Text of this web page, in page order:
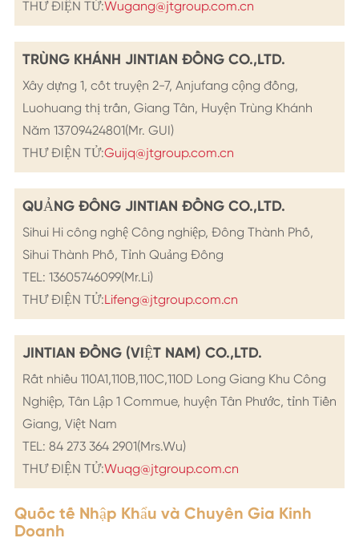
THƯ ĐIỆN TỬ:Wugang@jtgroup.com.cn
TRÙNG KHÁNH JINTIAN ĐỒNG CO.,LTD.
Xây dựng 1, cốt truyện 2-7, Anjufang cộng đồng,
Luohuang thị trấn, Giang Tân, Huyện Trùng Khánh
Năm 13709424801(Mr. GUI)
THƯ ĐIỆN TỬ:Guijq@jtgroup.com.cn
QUẢNG ĐÔNG JINTIAN ĐỒNG CO.,LTD.
Sihui Hi công nghệ Công nghiệp, Đông Thành Phố,
Sihui Thành Phố, Tỉnh Quảng Đông
TEL: 13605746099(Mr.Li)
THƯ ĐIỆN TỬ:Lifeng@jtgroup.com.cn
JINTIAN ĐỒNG (VIỆT NAM) CO.,LTD.
Rất nhiều 110A1,110B,110C,110D Long Giang Khu Công
Nghiệp, Tân Lập 1 Commue, huyện Tân Phước, tỉnh Tiền
Giang, Việt Nam
TEL: 84 273 364 2901(Mrs.Wu)
THƯ ĐIỆN TỬ:Wuqg@jtgroup.com.cn
Quốc tế Nhập Khẩu và Chuyên Gia Kinh
Doanh